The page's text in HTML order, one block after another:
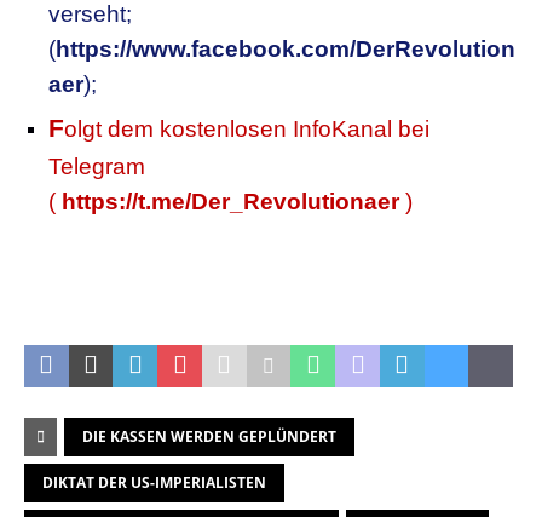
verseht;
(https://www.facebook.com/DerRevolution
aer);
Folgt dem kostenlosen InfoKanal bei
Telegram
( https://t.me/Der_Revolutionaer)
DIE KASSEN WERDEN GEPLÜNDERT
DIKTAT DER US-IMPERIALISTEN